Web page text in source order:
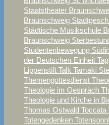
Staatstheater
Braunschweig
Städtische Musikschule
Braunschweig
Studentenbewegung
der Deutschen Einheit
Lippenstift Talk Tamaki
Themengottesdienst
Theologie im Gespräch
Theologie und Kirche in
Thomas Ostwald Toccata
Totengedenken